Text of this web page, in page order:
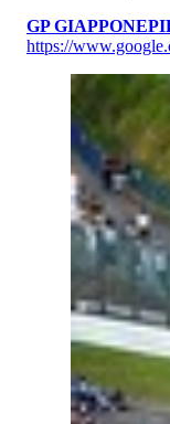
GP GIAPPONE
https://